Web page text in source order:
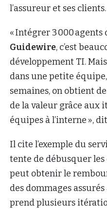
l’assureur et ses clients.
« Intégrer 3 000
Guidewire, c’est
développement TI.
dans une petite
semaines, on obtient
de la valeur grâce aux
équipes à l’interne »,
Il cite l’exemple du
tente de débusquer les
peut obtenir le
des dommages assurés
prend plusieurs